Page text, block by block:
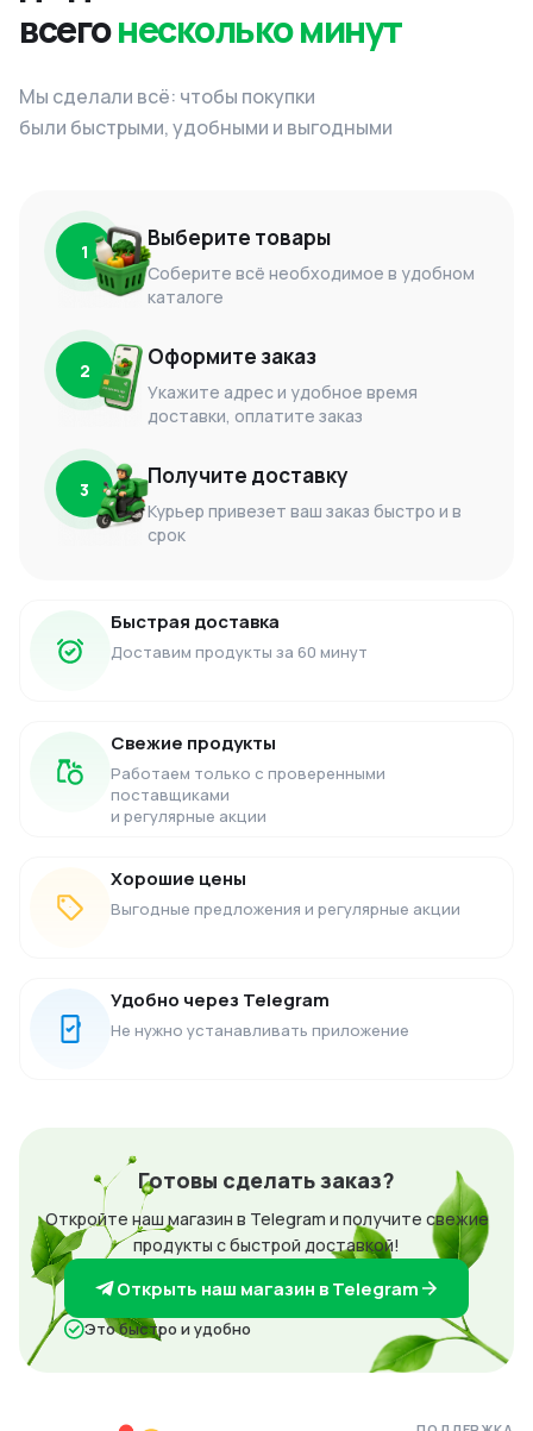
всегонесколько минут
Мы сделали всё: чтобы покупки
были быстрыми, удобными и выгодными
1 Выберите товары
Соберите всё необходимое в удобном
каталоге
2 Оформите заказ
Укажите адрес и удобное время
доставки, оплатите заказ
3 Получите доставку
Курьер привезет ваш заказ быстро и в
срок
Быстрая доставка
Доставим продукты за 60 минут
Свежие продукты
Работаем только с проверенными
поставщиками
и регулярные акции
Хорошие цены
Выгодные предложения и регулярные акции
Удобно через Telegram
Не нужно устанавливать приложение
Готовы сделать заказ?
Откройте наш магазин в Telegram и получите свежие
продукты с быстрой доставкой!
Открыть наш магазин в Telegram
Это быстро и удобно